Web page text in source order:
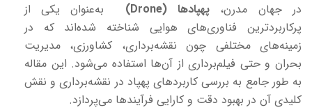
در جهان مدرن، پهپادها (Drone
) به‌عنوان یکی از
پرکاربردترین فناوری‌های هوایی شناخته شده‌اند که در
زمینه‌های مختلفی چون نقشه‌برداری، کشاورزی، مدیریت
بحران و حتی فیلم‌برداری از آن‌ها استفاده می‌شود. این مقاله
به طور جامع به بررسی کاربردهای پهپاد در نقشه‌برداری و نقش
کلیدی آن در بهبود دقت و کارایی فرآیندها می‌پردازد.